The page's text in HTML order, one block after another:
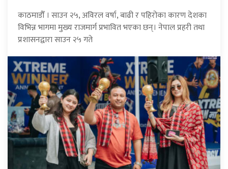
काठमाडौँ । साउन २५, अविरल वर्षा, बाढी र पहिरोका कारण देशका
विभिन्न भागमा मुख्य राजमार्ग प्रभावित भएका छन्। नेपाल प्रहरी तथा
प्रशासनद्वारा साउन २५ गते